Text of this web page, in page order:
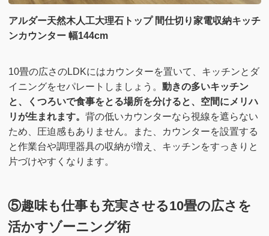
アルダー天然木人工大理石トップ 間仕切り家電収納キッチ
ンカウンター 幅144cm
10畳の広さのLDKにはカウンターを置いて、キッチンとダ
イニングをセパレートしましょう。 動きの多いキッチン
と、くつろいで食事をとる場所を分けると、空間にメリハ
リが生まれます。 背の低いカウンターなら視線を遮らない
ため、圧迫感もありません。また、カウンターを設置する
と作業台や調理器具の収納が増え、キッチンをすっきりと
片づけやすくなります。
⑤趣味も仕事も充実させる10畳の広さを
活かすゾーニング術